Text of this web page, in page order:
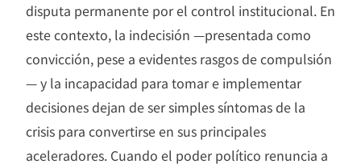
disputa permanente por el control institucional. En
este contexto, la indecisión —presentada como
convicción, pese a evidentes rasgos de compulsión
— y la incapacidad para tomar e implementar
decisiones dejan de ser simples síntomas de la
crisis para convertirse en sus principales
aceleradores. Cuando el poder político renuncia a